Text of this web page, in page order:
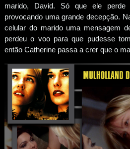
marido, David. Só que ele
provocando uma grande decepção.
celular do marido uma mensagem
perdeu o voo para que pudesse
então Catherine passa a crer que o